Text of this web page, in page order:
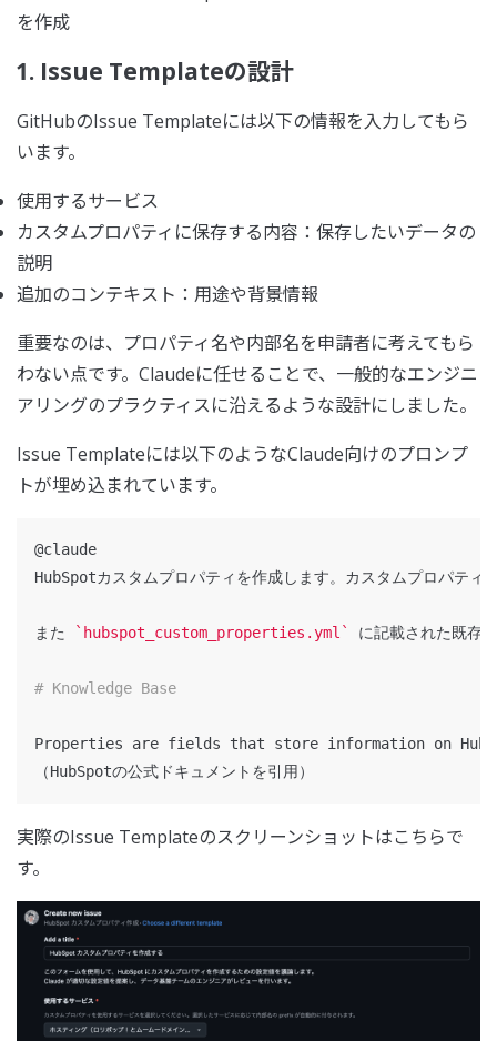
を作成
1. Issue Templateの設計
GitHubのIssue Templateには以下の情報を入力してもら
います。
使用するサービス
カスタムプロパティに保存する内容：保存したいデータの
説明
追加のコンテキスト：用途や背景情報
重要なのは、プロパティ名や内部名を申請者に考えてもら
わない点です。Claudeに任せることで、一般的なエンジニ
アリングのプラクティスに沿えるような設計にしました。
Issue Templateには以下のようなClaude向けのプロンプ
トが埋め込まれています。
@claude
HubSpotカスタムプロパティを作成します。カスタムプロパテ
また `hubspot_custom_properties.yml` に記載された既存
# Knowledge Base
Properties are fields that store information on
実際のIssue Templateのスクリーンショットはこちらで
す。